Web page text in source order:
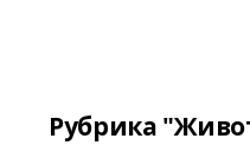
Рубрика